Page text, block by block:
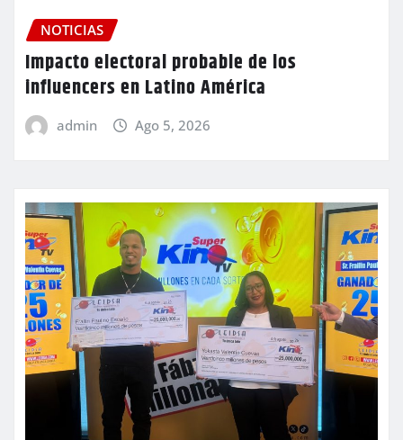
NOTICIAS
Impacto electoral probable de los
influencers en Latino América
admin Ago 5, 2026